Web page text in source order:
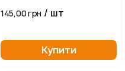
145,00 грн / шт
Купити